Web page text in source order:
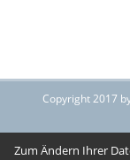
Copyright 2017
Zum Ändern Ihrer